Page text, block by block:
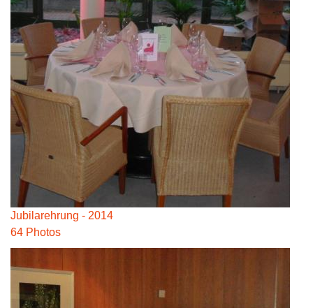
Jubilarehrung - 2014
64 Photos